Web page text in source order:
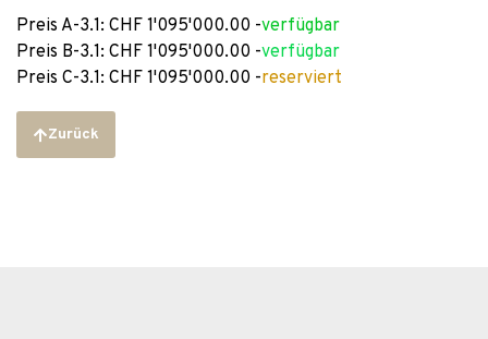
Preis A-3.1: CHF 1'095'000.00 -verfügbar
Preis B-3.1: CHF 1'095'000.00 -verfügbar
Preis C-3.1: CHF 1'095'000.00 -reserviert
Zurück